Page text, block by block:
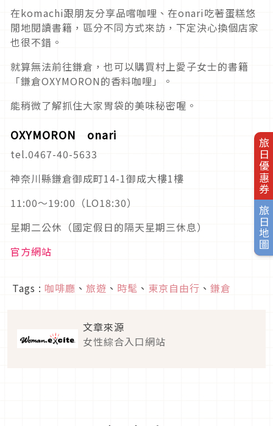
旅日優惠券
旅日地圖
在komachi跟朋友分享品嚐咖哩、在onari吃著蛋糕悠
閒地閱讀書籍，區分不同方式來訪，下定決心換個店家
也很不錯。
就算無法前往鎌倉，也可以購買村上愛子女士的書籍
「鎌倉OXYMORON的香料咖哩」。
能稍微了解抓住大家胃袋的美味秘密喔。
OXYMORON onari
tel.0467-40-5633
神奈川縣鎌倉御成町14-1御成大樓1樓
11:00～19:00（LO18:30）
星期二公休（國定假日的隔天星期三休息）
官方網站
Tags : 咖啡廳 、 旅遊 、 時髦 、 東京自由行 、 鎌倉
文章來源
女性綜合入口網站